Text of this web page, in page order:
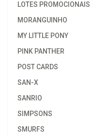
LOTES PROMOCIONAIS
MORANGUINHO
MY LITTLE PONY
PINK PANTHER
POST CARDS
SAN-X
SANRIO
SIMPSONS
SMURFS